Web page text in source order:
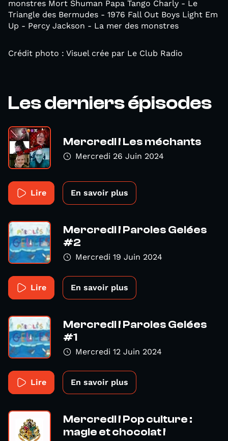
monstres Mort Shuman Papa Tango Charly - Le
Triangle des Bermudes - 1976 Fall Out Boys Light Em
Up - Percy Jackson - La mer des monstres
Crédit photo : Visuel crée par Le Club Radio
Les derniers épisodes
Mercredi ! Les méchants
Mercredi 26 Juin 2024
Lire En savoir plus
Mercredi ! Paroles Gelées
#2
Mercredi 19 Juin 2024
Lire En savoir plus
Mercredi ! Paroles Gelées
#1
Mercredi 12 Juin 2024
Lire En savoir plus
Mercredi ! Pop culture :
magie et chocolat !